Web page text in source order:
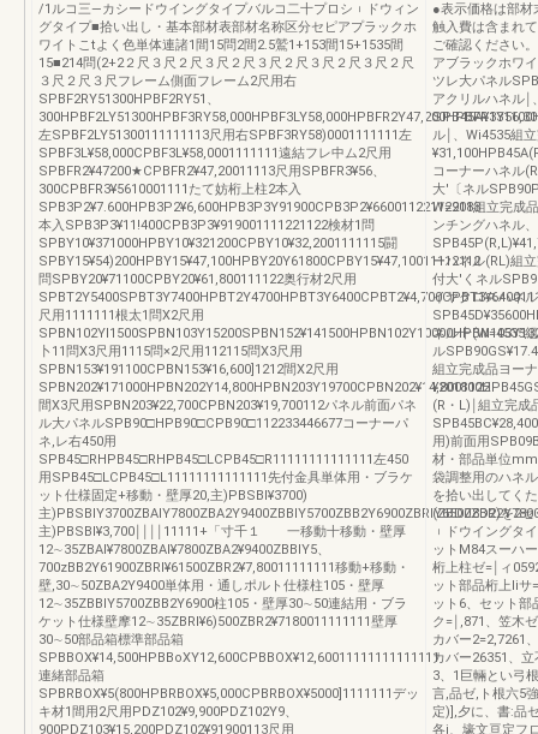
/1ルコ三―カシードウイングタイプバルコ二十プロシ︲ドウィン
グタイプ■拾い出し・基本部材表部材名称区分セピアプラックホ
ワイトこtよく色単体連諸1間15問2間2.5鷲1+153間15+1535間
15■214問(2+2２尺３尺２尺３尺２尺３尺２尺３尺２尺３尺２尺
３尺２尺３尺フレーム側面フレーム2尺用右
SPBF2RY51300HPBF2RY51、
左SPBF2LY51300111111113尺用右SPBF3RY58)0001111111左
SPBF3L¥58,000CPBF3L¥58,0001111111遠結フレ中ム2尺用
SPBFR2¥47200★CPBFR2¥47,20011113尺用SPBFR3¥56、
300CPBFR3¥5610001111たて妨桁上柱2本入
SPB3P2¥7.600HPB3P2¥6,600HPB3P3Y91900CPB3P2¥660011221122113
本入SPB3P3¥11!400CPB3P3¥919001111221122検材1問
SPBY10¥371000HPBY10¥321200CPBY10¥32,2001111115闘
SPBY15¥54)200HPBY15¥47,100HPBY20Y61800CPBY15¥47,10011112112
問SPBY20¥71100CPBY20¥61,800111122奥行材2尺用
尺用1111111根太1問X2尺用
卜11問X3尺用1115問×2尺用112115問X3尺用
SPBN153¥191100CPBN153¥16,600]1212間X2尺用
SPBN202¥171000HPBN202Y14,800HPBN203Y19700CPBN202¥14,8001122
間X3尺用SPBN203¥22,700CPBN203¥19,700112パネル前面パネ
ル大パネルSPB90□HPB90□CPB90□112233446677コーナーパ
ネ,レ右450用
SPB45□RHPB45□RHPB45□LCPB45□R11111111111111左450
用SPB45□LCPB45□L11111111111111先付金具単体用・ブラケ
ット仕様固定+移動・壁厚20,主)PBSBl¥3700)
主
主)PBSBl¥3,700￨￨￨￨11111+「寸千１ 一移動十移動・壁厚
12∼35ZBAl¥7800ZBAl¥7800ZBA2¥9400ZBBlY5、
700zBB2Y61900ZBRl¥61500ZBR2¥7,80011111111移動+移動・
壁,30∼50ZBA2Y9400単体用・通しポルト仕様柱105・壁厚
12∼35ZBBlY5700ZBB2Y6900柱105・壁厚30∼50連結用・ブラ
ケット仕様壁摩12∼35ZBRl¥6)500ZBR2¥7180011111111壁厚
30∼50部品箱標準部品箱
SPBBOX¥14,500HPBBoXY12,600CPBBOX¥12,60011111111111111
連緒部品箱
SPBRBOX¥5(800HPBRBOX¥5,000CPBRBOX¥5000]1111111デッ
キ材1間用2尺用PDZ102¥9,900PDZ102Y9、
900PDZ103¥15,200PDZ102¥91900113尺用
●表示価格は部材
触入費は含まれ
ご確認ください
アブラックホワ
ツレ大パネル
アクリルハネル￨
ル￨、Wi4535組
コーナーハネル
大′〔ネル
W=908組立完成
ンチングハネル
ーハネル(RL)組
付大′くネル
イヤクロスハネ
ネル十(W=4535
ル
組立完成品ヨー
(R・L)￨組立完成
用)前面用
材・部品単位
袋調整用のハネ
を拾い出してく
(ZBDZ8D2)を2
︲ドウイングタ
ットM84スーハ
桁上柱ゼ=￨ィ
ット部品桁上liサ
ット6、セット部
ク=￨,871、笠木
カバー2=2,7261
カバー26351、
3、1巨輛とい弓
言,品ゼ,ト根六5
定)],夕に、書:品
各i、壕文亘定フ